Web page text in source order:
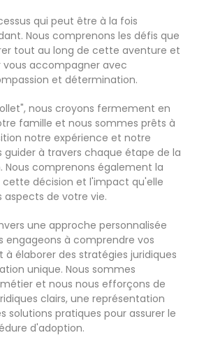
qui peut être à la fois
Nous comprenons les défis que
tout au long de cette aventure et
vous accompagner avec
et détermination.
nous croyons fermement en
famille et nous sommes prêts à
notre expérience et notre
guider à travers chaque étape de la
Nous comprenons également la
décision et l'impact qu'elle
aspects de votre vie.
une approche personnalisée
engageons à comprendre vos
à élaborer des stratégies juridiques
unique. Nous sommes
et nous nous efforçons de
clairs, une représentation
solutions pratiques pour assurer le
d'adoption.